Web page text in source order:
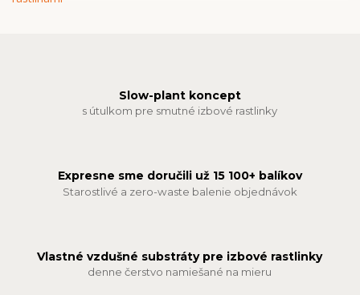
Slow-plant koncept
s útulkom pre smutné izbové rastlinky
Expresne sme doručili už 15 100+ balíkov
Starostlivé a zero-waste balenie objednávok
Vlastné vzdušné substráty pre izbové rastlinky
denne čerstvo namiešané na mieru